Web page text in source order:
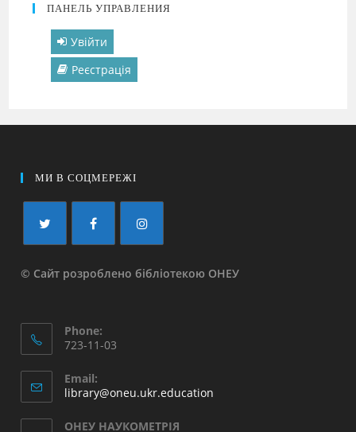
ПАНЕЛЬ УПРАВЛЕНИЯ
Увійти
Реєстрація
МИ В СОЦМЕРЕЖІ
© Сайт розроблено бібліотекою ОНЕУ
Phone:
723-11-03
Email:
library@oneu.ukr.education
ОНЕУ НАУКОМЕТРІЯ